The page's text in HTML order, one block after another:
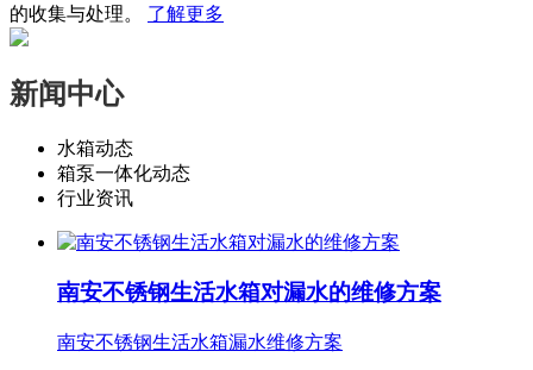
的收集与处理。 了解更多
新闻中心
水箱动态
箱泵一体化动态
行业资讯
南安不锈钢生活水箱对漏水的维修方案
南安​不锈钢生活水箱漏水维修方案